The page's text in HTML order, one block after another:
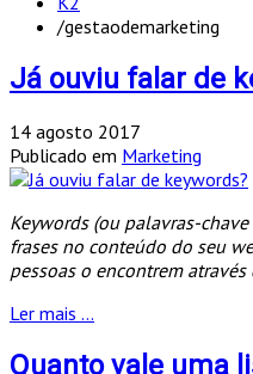
/gestaodemarketing
Já ouviu falar de
14 agosto 2017
Publicado em Marketing
Keywords (ou palavras-
frases no conteúdo do seu
pessoas o encontrem
Ler mais ...
Quanto vale uma